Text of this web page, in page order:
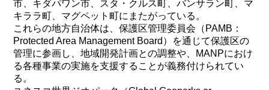
市、キダパワン市、スタ・クルス町、バンサラン町、マ
キララ町、マグペット町にまたがっている。
これらの地方自治体は、保護区管理委員会（PAMB：
Protected Area Management Board）を通じて保護区の
管理に参画し、地域開発計画との調整や、MANPにおけ
る各種事業の実施を支援することが義務付けられてい
る。